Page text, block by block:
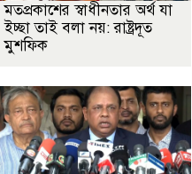
মতপ্রকাশের স্বাধীনতার অর্থ যা
ইচ্ছা তাই বলা নয়: রাষ্ট্রদূত
মুশফিক